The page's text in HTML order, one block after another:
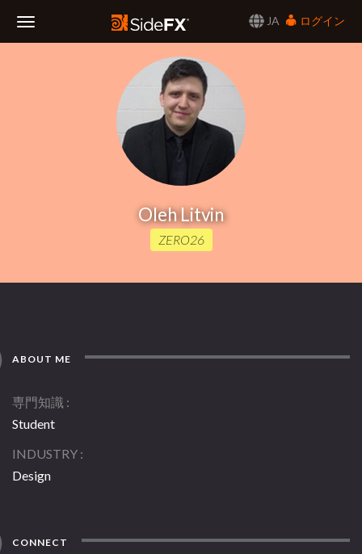
JA
ログイン
Oleh Litvin
ZERO26
ABOUT ME
専門知識
Student
INDUSTRY
Design
CONNECT